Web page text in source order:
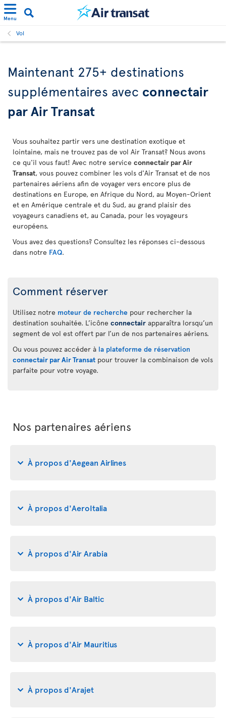
Menu
Vol
Maintenant 275+ destinations
supplémentaires avec connectair
par Air Transat
Vous souhaitez partir vers une destination exotique et
lointaine, mais ne trouvez pas de vol Air Transat? Nous avons
ce qu'il vous faut! Avec notre service connectair par Air
Transat, vous pouvez combiner les vols d'Air Transat et de nos
partenaires aériens afin de voyager vers encore plus de
destinations en Europe, en Afrique du Nord, au Moyen-Orient
et en Amérique centrale et du Sud, au grand plaisir des
voyageurs canadiens et, au Canada, pour les voyageurs
européens.
Vous avez des questions? Consultez les réponses ci-dessous
dans notre FAQ.
Comment réserver
Utilisez notre moteur de recherche pour rechercher la
destination souhaitée. L’icône connectair apparaîtra lorsqu’un
segment de vol est offert par l’un de nos partenaires aériens.
Ou vous pouvez accéder à la plateforme de réservation
connectair par Air Transat pour trouver la combinaison de vols
parfaite pour votre voyage.
Nos partenaires aériens
À propos d'Aegean Airlines
À propos d'AeroItalia
À propos d'Air Arabia
À propos d'Air Baltic
À propos d'Air Mauritius
À propos d'Arajet